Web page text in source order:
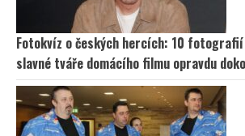
Fotokvíz o českých hercích: 10
slavné tváře domácího filmu opravdu